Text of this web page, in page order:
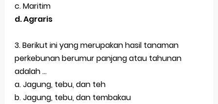
Soal dan Jawaban PLBJ Kelas 1 (Keamanan
Soal dan Jawaban Matematika (ESPS) Kelas 4
Belajar Dari Rumah Kelas 1 (Selasa, 25 Mei 2021)
c. Maritim
d. Agraris
3. Berikut ini yang merupakan hasil tanaman
perkebunan berumur panjang atau tahunan
adalah ...
a. Jagung, tebu, dan teh
b. Jagung, tebu, dan tembakau